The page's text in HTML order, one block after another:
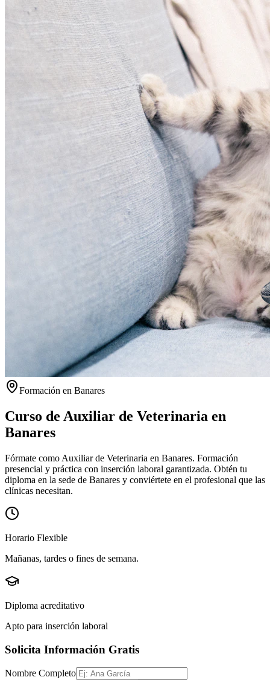
Formación en Banares
Curso de Auxiliar de Veterinaria en
Banares
Fórmate como Auxiliar de Veterinaria en Banares. Formación
presencial y práctica con inserción laboral garantizada. Obtén tu
diploma en la sede de Banares y conviértete en el profesional que las
clínicas necesitan.
Horario Flexible
Mañanas, tardes o fines de semana.
Diploma acreditativo
Apto para inserción laboral
Solicita Información Gratis
Nombre Completo